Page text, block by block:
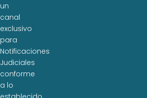
un
canal
exclusivo
para
Notificaciones
Judiciales
conforme
a lo